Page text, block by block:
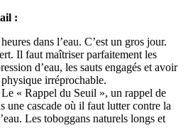
:
dans l’eau. C’est un gros jour.
Il faut maîtriser parfaitement les
d’eau, les sauts engagés et avoir
irréprochable.
Le « Rappel du Seuil », un rappel de
une cascade où il faut lutter contre la
Les toboggans naturels longs et